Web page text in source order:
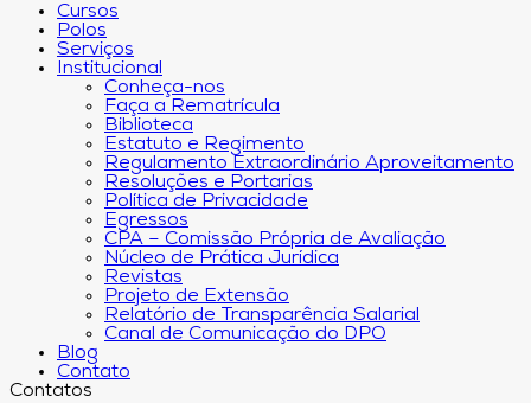
Cursos
Polos
Serviços
Institucional
Conheça-nos
Faça a Rematrícula
Biblioteca
Estatuto e Regimento
Regulamento Extraordinário Aproveitamento
Resoluções e Portarias
Política de Privacidade
Egressos
CPA – Comissão Própria de Avaliação
Núcleo de Prática Jurídica
Revistas
Projeto de Extensão
Relatório de Transparência Salarial
Canal de Comunicação do DPO
Blog
Contato
Contatos